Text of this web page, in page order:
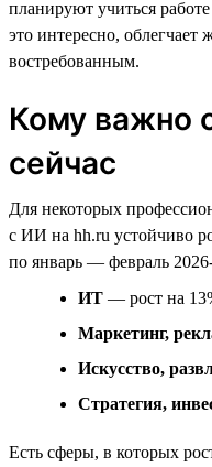
планируют учиться
это интересно, облегчает
востребованным.
Кому важно
сейчас
Для некоторых
с ИИ на hh.ru устойчиво
по январь — февраль
ИТ — рост на
Маркетинг,
Искусство,
Стратегия,
Есть сферы, в которых